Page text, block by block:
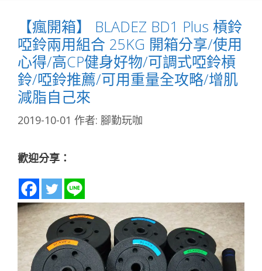
【瘋開箱】 BLADEZ BD1 Plus 槓鈴
啞鈴兩用組合 25KG 開箱分享/使用
心得/高CP健身好物/可調式啞鈴槓
鈴/啞鈴推薦/可用重量全攻略/增肌
減脂自己來
2019-10-01 作者: 腳勤玩咖
歡迎分享：